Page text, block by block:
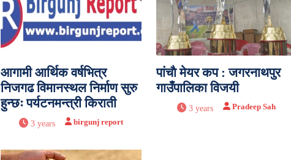
आगामी आर्थिक वर्षभित्र
निजगढ विमानस्थल निर्माण सुरु
हुन्छः पर्यटनमन्त्री किराती
3 years birgunj report
पांचाै मेयर कप : जगरनाथपुर
गाउँपालिका विजयी
3 years Pradeep Sah